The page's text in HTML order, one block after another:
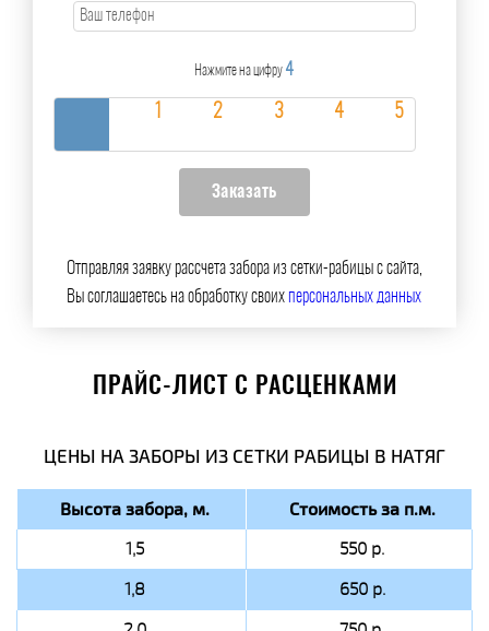
Нажмите на цифру 4
Отправляя заявку рассчета забора из сетки-рабицы с сайта,
Вы соглашаетесь на обработку своихперсональных данных
ПРАЙС-ЛИСТ С РАСЦЕНКАМИ
ЦЕНЫ НА ЗАБОРЫ ИЗ СЕТКИ РАБИЦЫ В НАТЯГ
Высота забора, м. Стоимость за п.м.
1,5
550 р.
1,8
650 р.